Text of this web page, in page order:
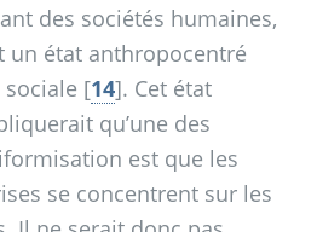
des sociétés humaines,
un état anthropocentré
[14]. Cet état
qu’une des
est que les
se concentrent sur les